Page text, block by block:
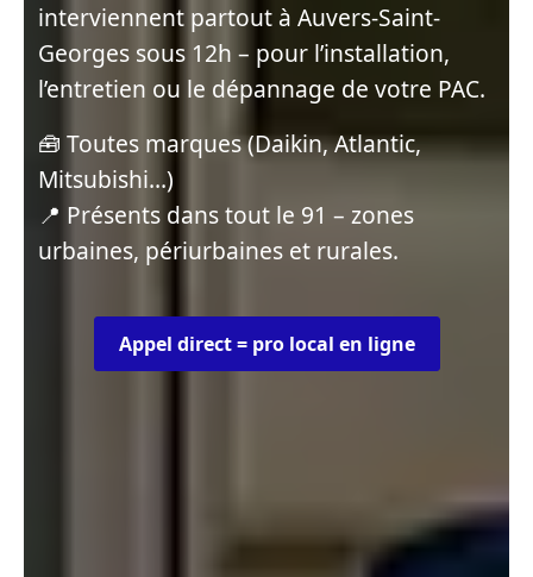
interviennent partout à Auvers-Saint-
Georges sous 12h – pour l’installation,
l’entretien ou le dépannage de votre PAC.
🧰 Toutes marques (Daikin, Atlantic,
Mitsubishi…)
📍 Présents dans tout le 91 – zones
urbaines, périurbaines et rurales.
Appel direct = pro local en ligne